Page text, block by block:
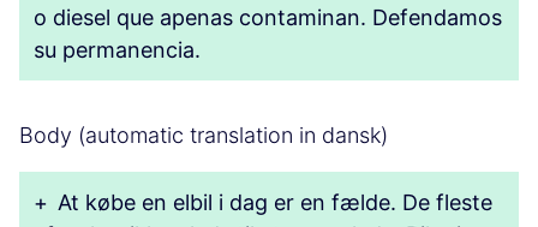
o diesel que apenas contaminan. Defendamos
su permanencia.
Body (automatic translation in dansk)
+ At købe en elbil i dag er en fælde. De fleste